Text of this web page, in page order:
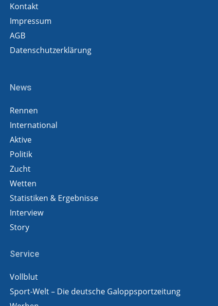
Kontakt
Impressum
AGB
Datenschutzerklärung
News
Rennen
International
Aktive
Politik
Zucht
Wetten
Statistiken & Ergebnisse
Interview
Story
Service
Vollblut
Sport-Welt – Die deutsche Galoppsportzeitung